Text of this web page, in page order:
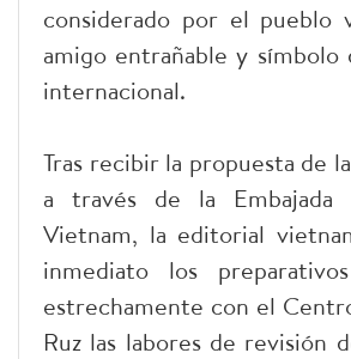
considerado por el pueblo
amigo entrañable y símbolo
internacional.
Tras recibir la propuesta de
a través de la
Vietnam, la editorial
inmediato los
estrechamente con el
Ruz las labores de revisión